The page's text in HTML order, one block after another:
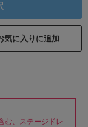
気に入りに追加
む、ステージドレ